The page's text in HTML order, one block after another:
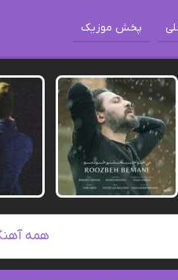
پخش موزیک
همه